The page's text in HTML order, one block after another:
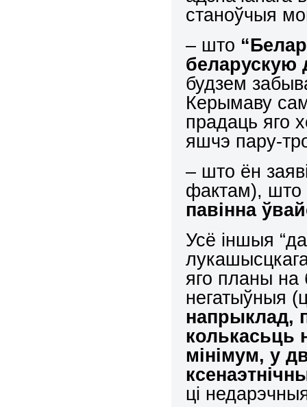
станоўчыя
– што
беларускую
будзем
Керымаву
прадаць яго
яшчэ пару-
– што ён
фактам), што
павінна
Усё іншыя
яго планы
негатыўныя
напрыклад,
колькасьць
мінімум, у
ці